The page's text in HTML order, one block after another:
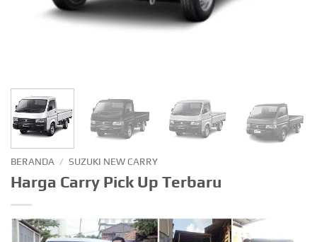
BERANDA / SUZUKI NEW CARRY
Harga Carry Pick Up Terbaru